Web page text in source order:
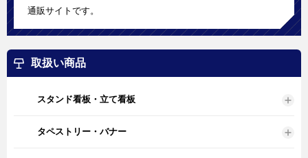
通販サイトです。
取扱い商品
スタンド看板・立て看板
タペストリー・バナー